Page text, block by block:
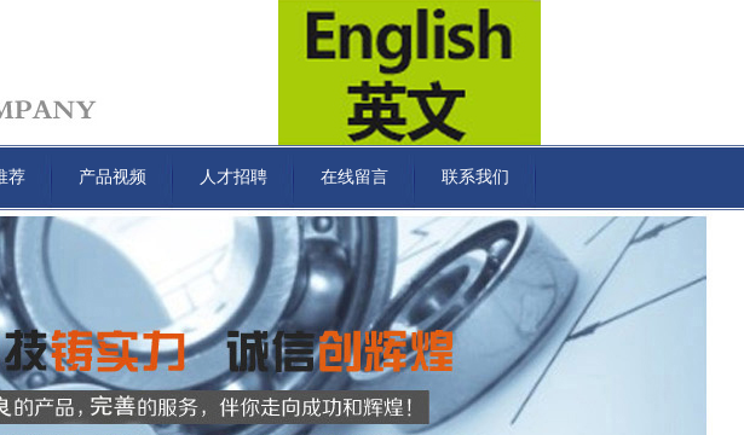
荐 产品视频 人才招聘 在线留言 联系我们
1自动锁芯钻 JZ-9.6L自动锁芯双面雕铣机